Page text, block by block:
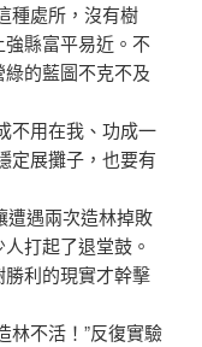
種處所，沒有樹
縣富平易近。不
的藍圖不克不及
用在我、功成一
定展攤子，也要有
遇兩次造林掉敗
打起了退堂鼓。
利的現實才幹擊
不活！”反復實驗